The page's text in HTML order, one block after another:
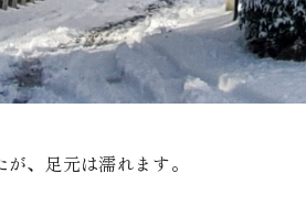
、足元は濡れます。